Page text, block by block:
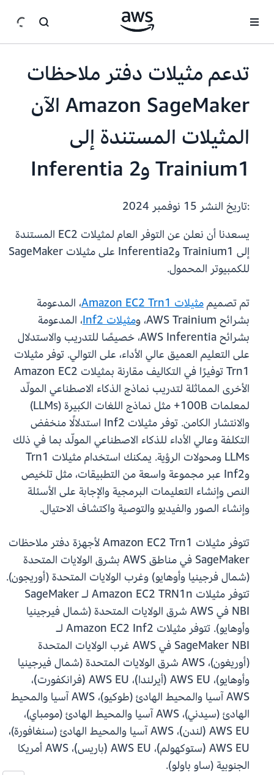
تدعم مثيلات دفتر ملاحظات
Amazon SageMaker الآن
المثيلات المستندة إلى
Trainium1 وInferentia 2
:تاريخ النشر
يسعدنا أن نعلن عن التوفر العام لمثيلات EC2 المستندة
إلى Trainium1 وInferentia2 على مثيلات SageMaker
للكمبيوتر المحمول.
تم تصميممثيلات Amazon EC2 Trn1
، المدعومة
بشرائح AWS Trainium، و
مثيلات Inf2
، المدعومة
بشرائح AWS Inferentia، خصيصًا للتدريب والاستدلال
على التعليم العميق عالي الأداء، على التوالي. توفر مثيلات
Trn1 توفيرًا في التكاليف مقارنة بمثيلات Amazon EC2
الأخرى المماثلة لتدريب نماذج الذكاء الاصطناعي المولّد
لمعلمات 100B+ مثل نماذج اللغات الكبيرة (LLMs)
والانتشار الكامن. توفر مثيلات Inf2 استدلالًا منخفض
التكلفة وعالي الأداء للذكاء الاصطناعي المولّد بما في ذلك
LLMs ومحولات الرؤية. يمكنك استخدام مثيلات Trn1
وInf2 عبر مجموعة واسعة من التطبيقات، مثل تلخيص
النص وإنشاء التعليمات البرمجية والإجابة على الأسئلة
وإنشاء الصور والفيديو والتوصية واكتشاف الاحتيال.
تتوفر مثيلات Amazon EC2 Trn1 لأجهزة دفتر ملاحظات
SageMaker في مناطق AWS بشرق الولايات المتحدة
(شمال فرجينيا وأوهايو) وغرب الولايات المتحدة (أوريجون).
تتوفر مثيلات Amazon EC2 TRN1n لـ SageMaker
NBI في AWS شرق الولايات المتحدة (شمال فيرجينيا
وأوهايو). تتوفر مثيلات Amazon EC2 Inf2 لـ
SageMaker NBI في AWS غرب الولايات المتحدة
(أوريغون)، AWS شرق الولايات المتحدة (شمال فيرجينيا
وأوهايو)، AWS EU (أيرلندا)، AWS EU (فرانكفورت)،
AWS آسيا والمحيط الهادئ (طوكيو)، AWS آسيا والمحيط
الهادئ (سيدني)، AWS آسيا والمحيط الهادئ (مومباي)،
AWS EU (لندن)، AWS آسيا والمحيط الهادئ (سنغافورة)،
AWS EU (ستوكهولم)، AWS EU (باريس)، AWS أمريكا
الجنوبية (ساو باولو).